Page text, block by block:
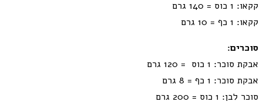
קקאו: 1 כוס = 140 גרם
קקאו: 1 כף = 10 גרם
סוכרים:
אבקת סוכר: 1 כוס = 120 גרם
אבקת סוכר: 1 כף = 8 גרם
סוכר לבן: 1 כוס = 200 גרם